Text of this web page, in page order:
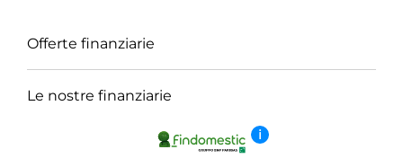
Offerte finanziarie
Le nostre finanziarie
i